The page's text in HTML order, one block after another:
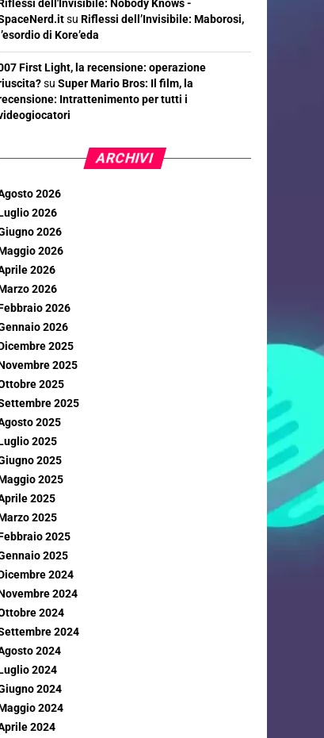
dell'Invisibile: Nobody Knows -
su Riflessi dell’Invisibile: Maborosi,
l’esordio di Kore’eda
First Light, la recensione: operazione
su Super Mario Bros: Il film, la
Intrattenimento per tutti i
ARCHIVI
2026
2026
2026
2026
2026
2026
2026
2026
2025
2025
2025
2025
2025
2025
2025
2025
2025
2025
2025
2025
2024
2024
2024
2024
2024
2024
2024
2024
2024